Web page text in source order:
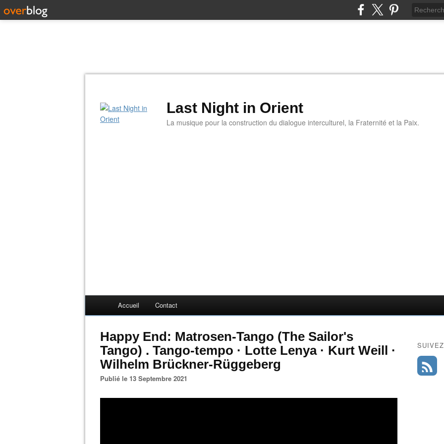
Last Night in Orient
La musique pour la construction du dialogue interculturel, la Fraternité et la Paix.
Accueil Contact
Happy End: Matrosen-Tango (The Sailor's
Tango) . Tango-tempo · Lotte Lenya · Kurt Weill ·
Wilhelm Brückner-Rüggeberg
Publié le 13 Septembre 2021